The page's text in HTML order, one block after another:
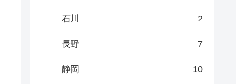
石川 2
長野 7
静岡 10